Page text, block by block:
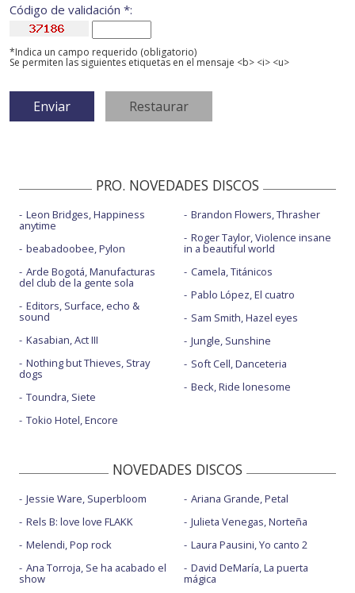
Código de validación *:
*Indica un campo requerido (obligatorio)
Se permiten las siguientes etiquetas en el mensaje <b> <i> <u>
PRO. NOVEDADES DISCOS
Leon Bridges, Happiness
anytime
beabadoobee, Pylon
Arde Bogotá, Manufacturas
del club de la gente sola
Editors, Surface, echo &
sound
Kasabian, Act III
Nothing but Thieves, Stray
dogs
Toundra, Siete
Tokio Hotel, Encore
Brandon Flowers, Thrasher
Roger Taylor, Violence insane
in a beautiful world
Camela, Titánicos
Pablo López, El cuatro
Sam Smith, Hazel eyes
Jungle, Sunshine
Soft Cell, Danceteria
Beck, Ride lonesome
NOVEDADES DISCOS
Jessie Ware, Superbloom
Rels B: love love FLAKK
Melendi, Pop rock
Ana Torroja, Se ha acabado el
show
Ariana Grande, Petal
Julieta Venegas, Norteña
Laura Pausini, Yo canto 2
David DeMaría, La puerta
mágica